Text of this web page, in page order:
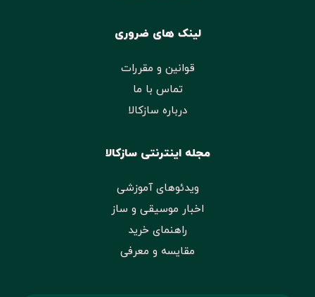
لینک های ضروری
قوانین و مقررات
تماس با ما
درباره سازکالا
مجله اینترنتی سازکالا
ویدئوهای آموزشی
اخبار موسیقی و ساز
راهنمای خرید
مقایسه و معرفی